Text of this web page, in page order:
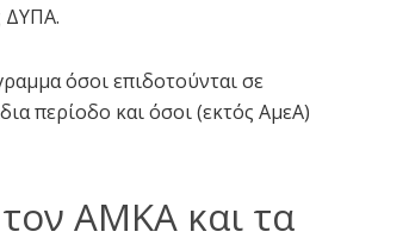
ΔΥΠΑ.
όσοι επιδοτούνται σε
περίοδο και όσοι (εκτός ΑμεΑ)
τον ΑΜΚΑ και τα